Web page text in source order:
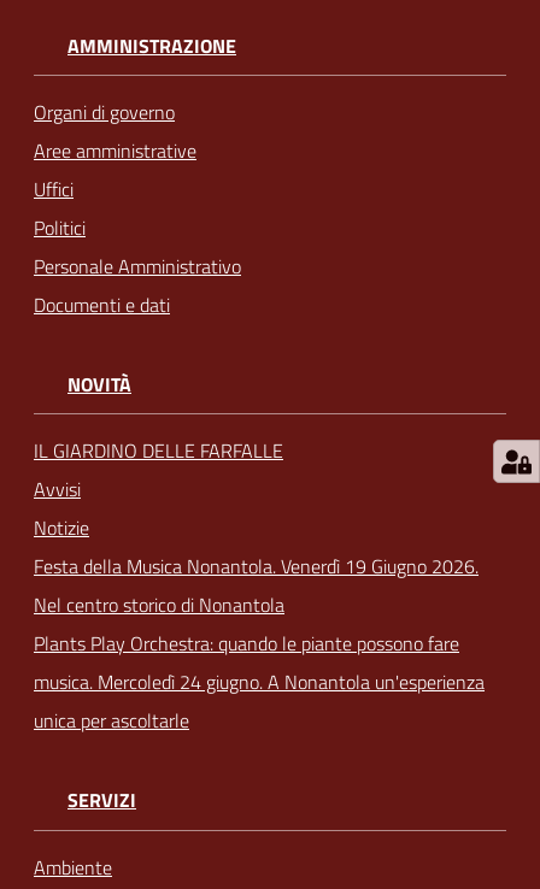
AMMINISTRAZIONE
Organi di governo
Aree amministrative
Uffici
Politici
Personale Amministrativo
Documenti e dati
NOVITÀ
IL GIARDINO DELLE FARFALLE
Avvisi
Notizie
Festa della Musica Nonantola. Venerdì 19 Giugno 2026.
Nel centro storico di Nonantola
Plants Play Orchestra: quando le piante possono fare
musica. Mercoledì 24 giugno. A Nonantola un'esperienza
unica per ascoltarle
SERVIZI
Ambiente